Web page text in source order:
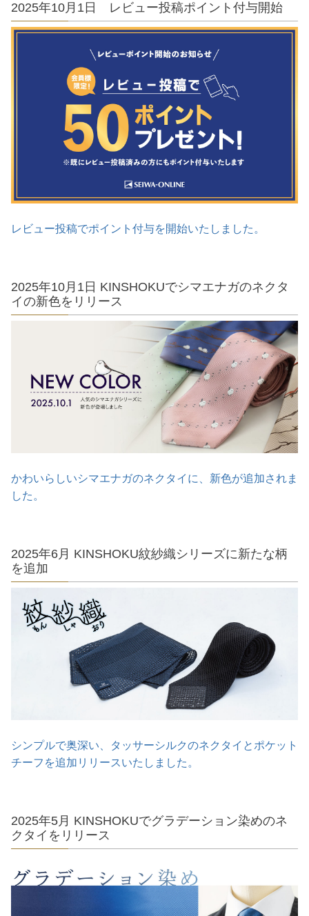
2025年10月1日 レビュー投稿ポイント付与開始
レビュー投稿でポイント付与を開始いたしました。
2025年10月1日 KINSHOKUでシマエナガのネクタ
イの新色をリリース
かわいらしいシマエナガのネクタイに、新色が追加されま
した。
2025年6月 KINSHOKU紋紗織シリーズに新たな柄
を追加
シンプルで奥深い、タッサーシルクのネクタイとポケット
チーフを追加リリースいたしました。
2025年5月 KINSHOKUでグラデーション染めのネ
クタイをリリース